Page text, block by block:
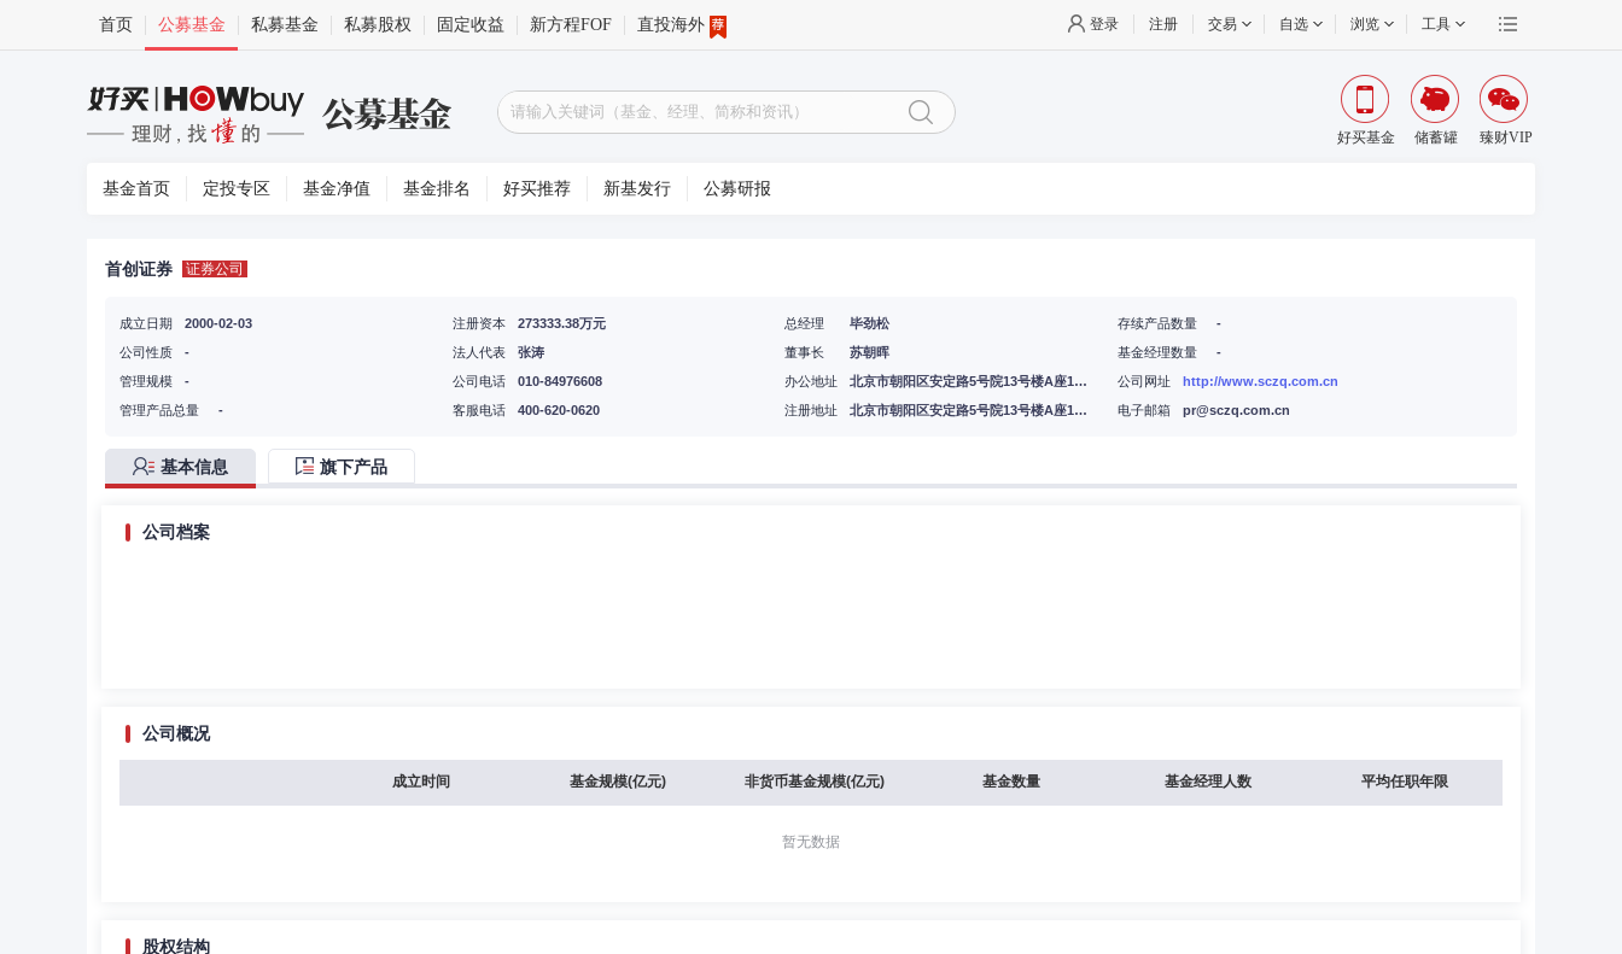
首页 公募基金 私募基金 私募股权 固定收益 新方程FOF 直投海外 登录 注册 交易 自选 浏览 工具
好买基金 储蓄罐 臻财VIP
基金首页 定投专区 基金净值 基金排名 好买推荐 新基发行 公募研报
首创证券 证券公司
成立日期
2000-02-03
公司性质
-
注册资本
273333.38万元
法人代表
张涛
总经理
毕劲松
董事长
苏朝晖
存续产品数量
-
基金经理数量
-
管理规模
-
管理产品总量
-
公司电话
010-84976608
客服电话
400-620-0620
办公地址
北京市朝阳区安定路5号院13号楼A座11-21层
注册地址
北京市朝阳区安定路5号院13号楼A座11-21层
公司网址
http://www.sczq.com.cn
电子邮箱
pr@sczq.com.cn
基本信息 旗下产品
公司档案
公司概况
成立时间 基金规模(亿元) 非货币基金规模(亿元) 基金数量 基金经理人数 平均任职年限
暂无数据
股权结构